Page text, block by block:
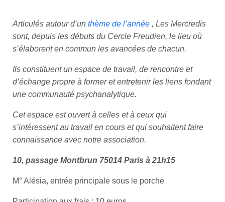
Articulés autour d’un thème de l’année , Les Mercredis
sont, depuis les débuts du Cercle Freudien, le lieu où
s’élaborent en commun les avancées de chacun.
Ils constituent un espace de travail, de rencontre et
d’échange propre à former et entretenir les liens fondant
une communauté psychanalytique.
Cet espace est ouvert à celles et à ceux qui
s’intéressent au travail en cours et qui souhaitent faire
connaissance avec notre association.
10, passage Montbrun 75014 Paris à 21h15
M° Alésia, entrée principale sous le porche